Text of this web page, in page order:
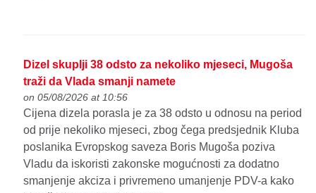
Dizel skuplji 38 odsto za nekoliko mjeseci, Mugoša
traži da Vlada smanji namete
on 05/08/2026 at 10:56
Cijena dizela porasla je za 38 odsto u odnosu na period
od prije nekoliko mjeseci, zbog čega predsjednik Kluba
poslanika Evropskog saveza Boris Mugoša poziva
Vladu da iskoristi zakonske mogućnosti za dodatno
smanjenje akciza i privremeno umanjenje PDV-a kako